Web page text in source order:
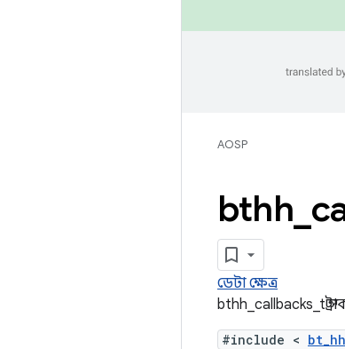
AOSP
bthh
ডেটা ক্ষেত্র
bthh_callbacks_t
#include <